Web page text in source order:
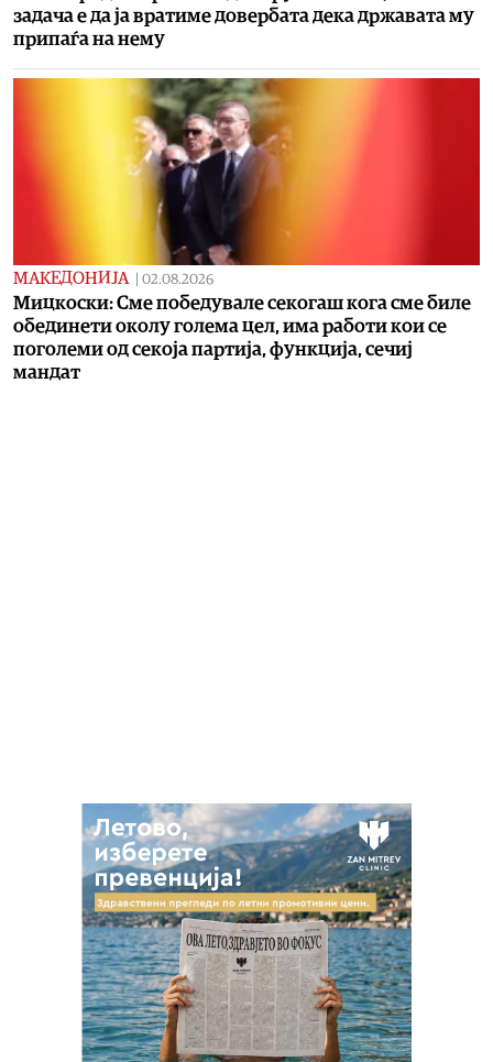
задача е да ја вратиме довербата дека државата му
припаѓа на нему
МАКЕДОНИЈА 02.08.2026
Мицкоски: Сме победувале секогаш кога сме биле
обединети околу голема цел, има работи кои се
поголеми од секоја партија, функција, сечиј
мандат